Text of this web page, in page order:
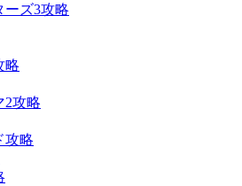
ーズ3攻略
略
2攻略
攻略